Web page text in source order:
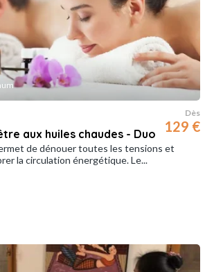
aux huiles chaudes - Duo
Dès
129 €
de dénouer toutes les tensions et
la circulation énergétique. Le...